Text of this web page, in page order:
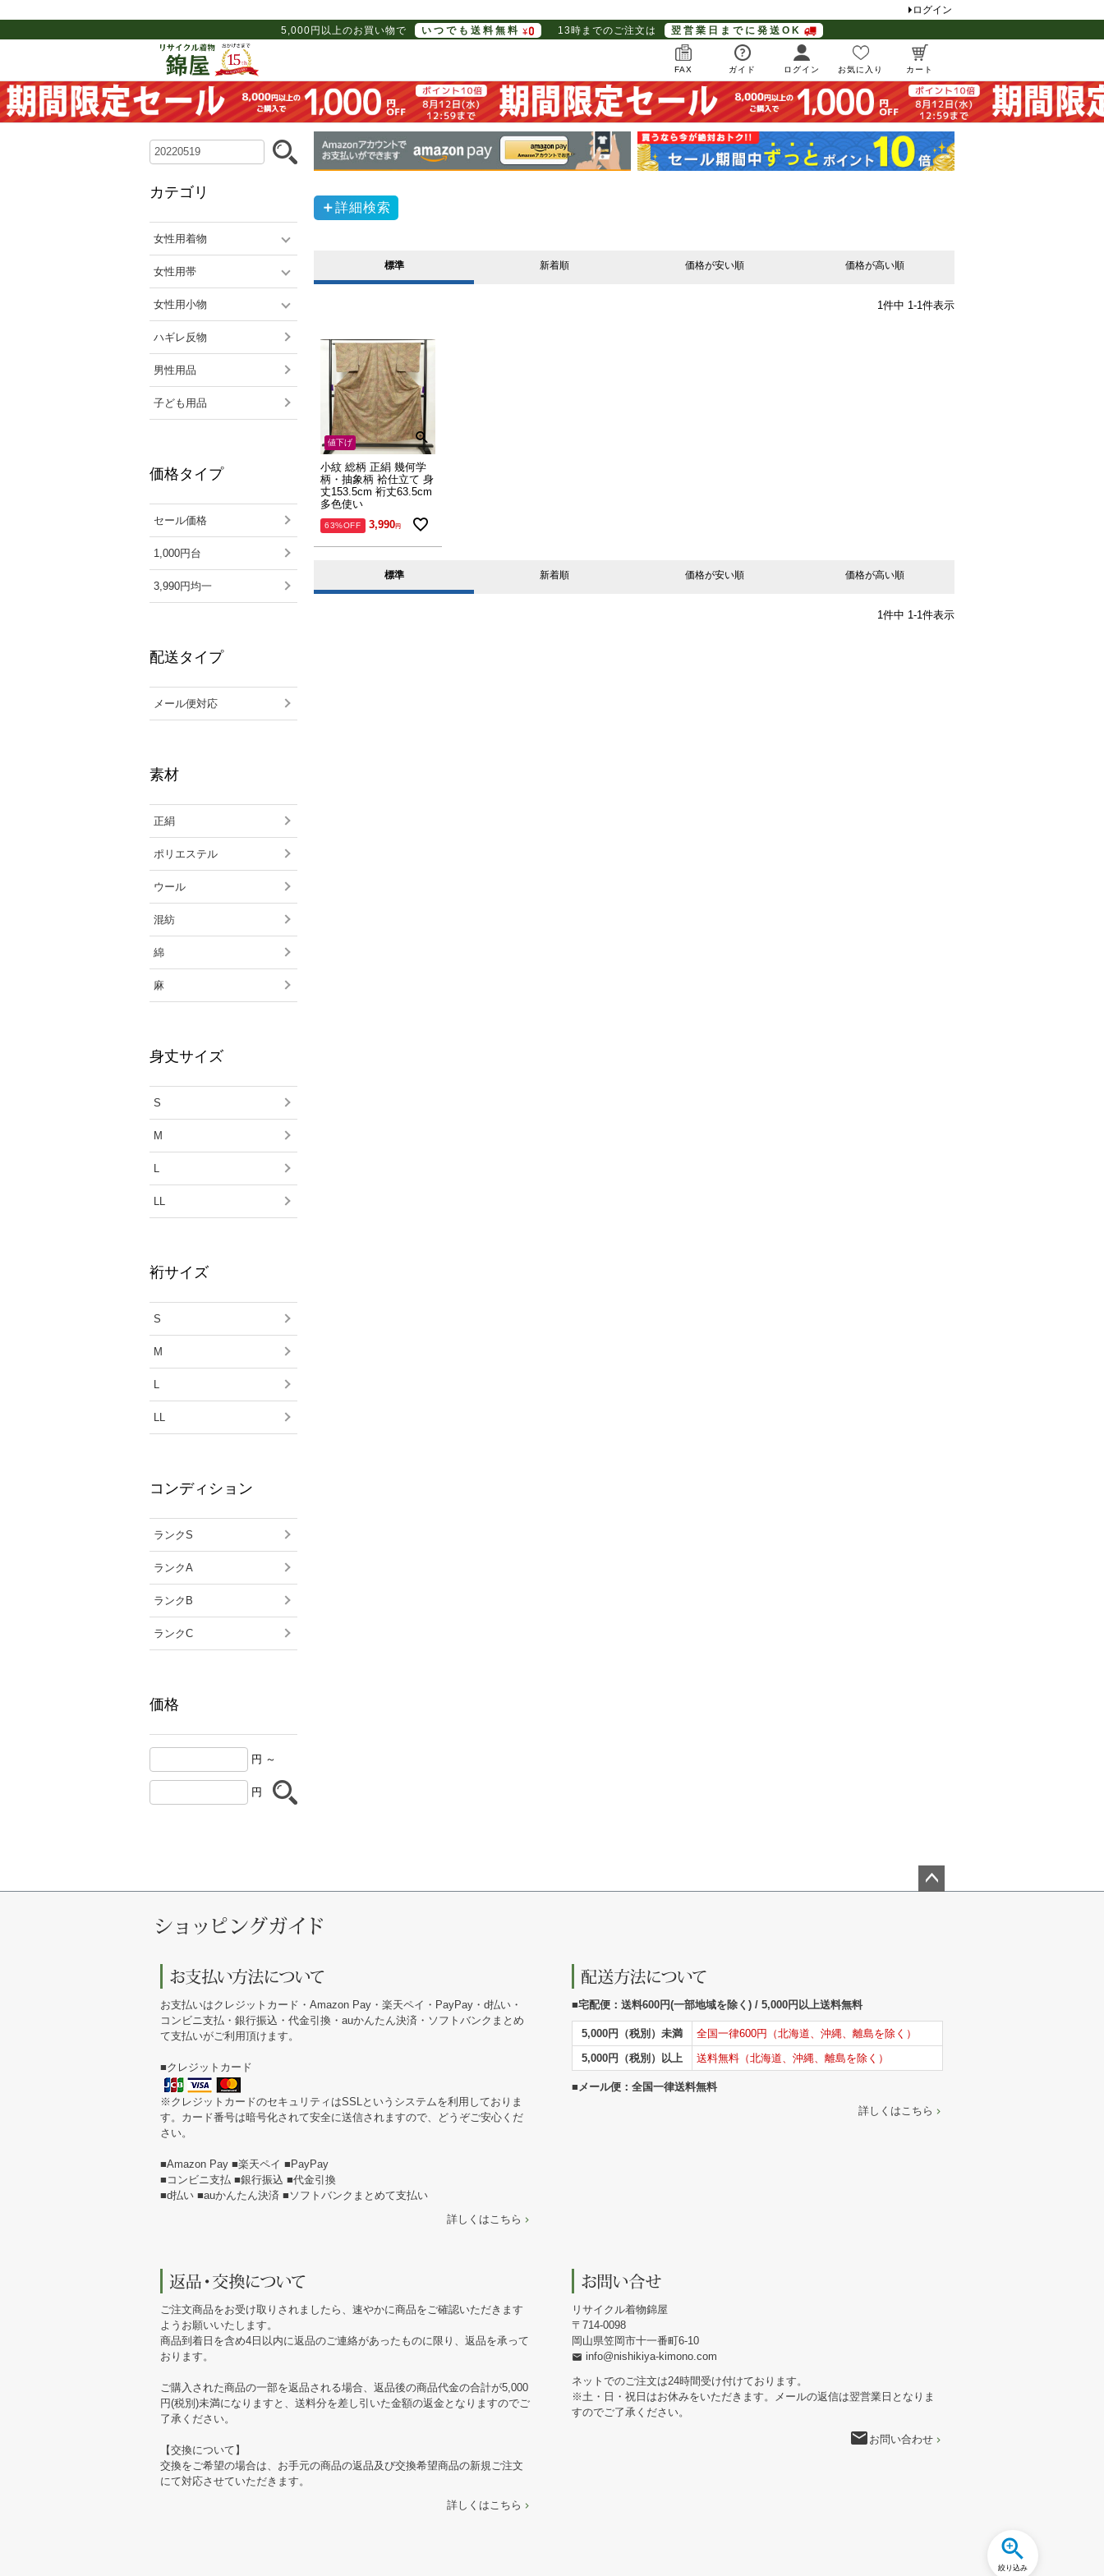
ログイン
5,000円以上のお買い物で
いつでも送料無料 13時までのご注文は 翌営業日までに発送OK
FAX ガイド ログイン お気に入り カート
カテゴリ
女性用着物
女性用帯
女性用小物
ハギレ反物
男性用品
子ども用品
価格タイプ
セール価格
1,000円台
3,990円均一
配送タイプ
メール便対応
素材
正絹
ポリエステル
ウール
混紡
綿
麻
身丈サイズ
S
M
L
LL
裄サイズ
S
M
L
LL
コンディション
ランクS
ランクA
ランクB
ランクC
価格
円 ～
円
詳細検索
標準 新着順 価格が安い順 価格が高い順
1件中 1-1件表示
値下げ
小紋 総柄 正絹 幾何学
柄・抽象柄 袷仕立て 身
丈153.5cm 裄丈63.5cm
多色使い
63%OFF 3,990
標準 新着順 価格が安い順 価格が高い順
1件中 1-1件表示
絞り込み
お支払いはクレジットカード・Amazon Pay・楽天ペイ・PayPay・d払い・
コンビニ支払・銀行振込・代金引換・auかんたん決済・ソフトバンクまとめ
て支払いがご利用頂けます。
■クレジットカード
※クレジットカードのセキュリティはSSLというシステムを利用しておりま
す。カード番号は暗号化されて安全に送信されますので、どうぞご安心くだ
さい。
■Amazon Pay ■楽天ペイ ■PayPay
■コンビニ支払 ■銀行振込 ■代金引換
■d払い ■auかんたん決済 ■ソフトバンクまとめて支払い
詳しくはこちら
■宅配便：送料600円(一部地域を除く) / 5,000円以上送料無料
5,000円（税別）未満
全国一律600円（北海道、沖縄、離島を除く）
5,000円（税別）以上
送料無料（北海道、沖縄、離島を除く）
■メール便：全国一律送料無料
詳しくはこちら
ご注文商品をお受け取りされましたら、速やかに商品をご確認いただきます
ようお願いいたします。
商品到着日を含め4日以内に返品のご連絡があったものに限り、返品を承って
おります。
ご購入された商品の一部を返品される場合、返品後の商品代金の合計が5,000
円(税別)未満になりますと、送料分を差し引いた金額の返金となりますのでご
了承ください。
【交換について】
交換をご希望の場合は、お手元の商品の返品及び交換希望商品の新規ご注文
にて対応させていただきます。
詳しくはこちら
リサイクル着物錦屋
714-0098
岡山県笠岡市十一番町6-10
info@nishikiya-kimono.com
ネットでのご注文は24時間受け付けております。
※土・日・祝日はお休みをいただきます。メールの返信は翌営業日となりま
すのでご了承ください。
email お問い合わせ